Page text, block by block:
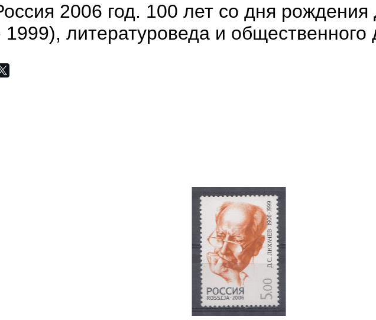
2006 год. 100 лет со дня
1999), литературоведа и общественного